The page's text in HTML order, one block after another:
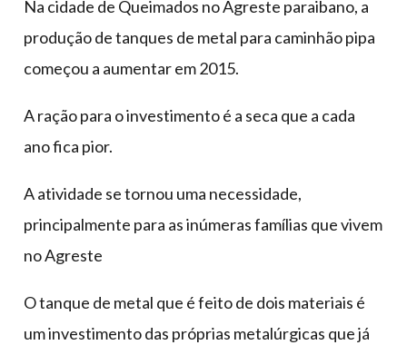
Na cidade de Queimados no Agreste paraibano, a
produção de tanques de metal para caminhão pipa
começou a aumentar em 2015.
A ração para o investimento é a seca que a cada
ano fica pior.
A atividade se tornou uma necessidade,
principalmente para as inúmeras famílias que vivem
no Agreste
O tanque de metal que é feito de dois materiais é
um investimento das próprias metalúrgicas que já